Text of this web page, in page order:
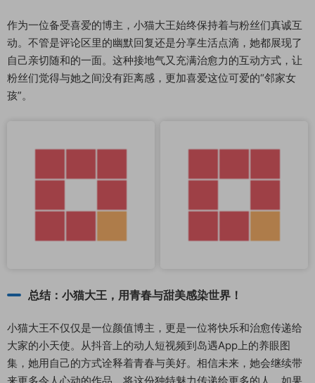
作为一位备受喜爱的博主，小猫大王始终保持着与粉丝们真诚互
动。不管是评论区里的幽默回复还是分享生活点滴，她都展现了
自己亲切随和的一面。这种接地气又充满治愈力的互动方式，让
粉丝们觉得与她之间没有距离感，更加喜爱这位可爱的“邻家女
孩”。
总结：小猫大王，用青春与甜美感染世界！
小猫大王不仅仅是一位颜值博主，更是一位将快乐和治愈传递给
大家的小天使。从抖音上的动人短视频到岛遇App上的养眼图
集，她用自己的方式诠释着青春与美好。相信未来，她会继续带